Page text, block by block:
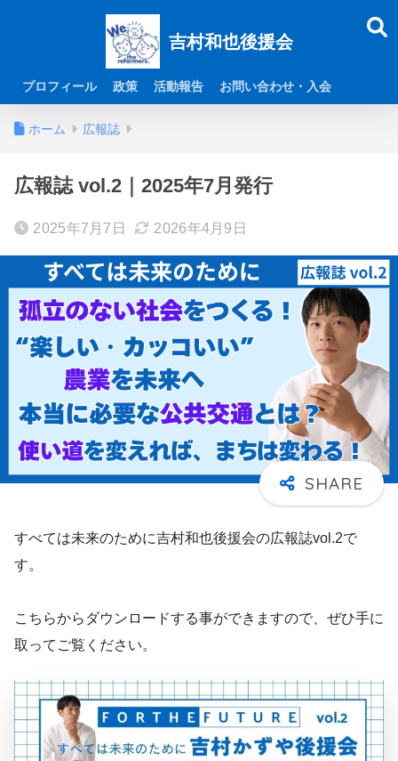
吉村和也後援会
プロフィール 政策 活動報告 お問い合わせ・入会
ホーム 広報誌
広報誌 vol.2｜2025年7月発行
2025年7月7日 2026年4月9日
すべては未来のために吉村和也後援会の広報誌vol.2で
す。
こちらからダウンロードする事ができますので、ぜひ手に
取ってご覧ください。